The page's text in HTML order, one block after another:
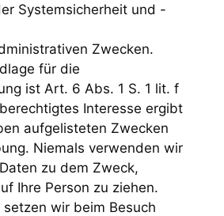
Systemsicherheit und -
Zwecken.
für die
ist Art. 6 Abs. 1 S. 1 lit. f
Interesse ergibt
aufgelisteten Zwecken
Niemals verwenden wir
zu dem Zweck,
Ihre Person zu ziehen.
wir beim Besuch